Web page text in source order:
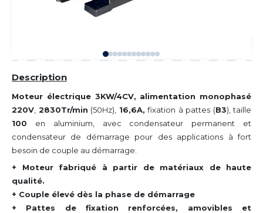
Description
Moteur électrique 3KW/4CV, alimentation monophasé
220V 2830Tr/min (50Hz), 16,6A, fixation à pattes (B3), taille
100 en aluminium, avec condensateur permanent et
condensateur de démarrage pour des applications à fort
besoin de couple au démarrage.
+ Moteur fabriqué à partir de matériaux de haute
qualité.
+ Couple élevé dès la phase de démarrage
+ Pattes de fixation renforcées, amovibles et